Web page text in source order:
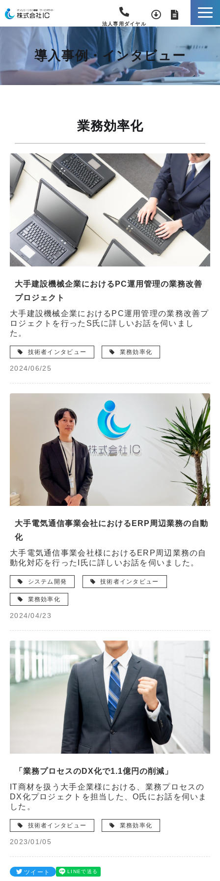
法人専用ダイヤル
導入事例・インタビュー
業務効率化
大手建設機械企業におけるPC運用管理の業務改善
プロジェクト
大手建設機械企業におけるPC運用管理の業務改善プ
ロジェクトを行ったS氏に詳しいお話を伺いまし
た。
技術者インタビュー 業務効率化
2024/06/25
大手電気通信事業会社におけるERP周辺業務の自動
化
大手電気通信事業会社様におけるERP周辺業務の自
動化対応を行ったI氏に詳しいお話を伺いました。
システム開発 技術者インタビュー
業務効率化
2024/04/23
「業務プロセスのDX化で1.1億円の削減」
IT商材を扱う大手企業様における、業務プロセスの
DX化プロジェクトを担当した、O氏にお話を伺いま
した。
技術者インタビュー 業務効率化
2023/01/05
ツイート LINEで送る